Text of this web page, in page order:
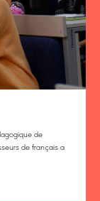
de
de français a